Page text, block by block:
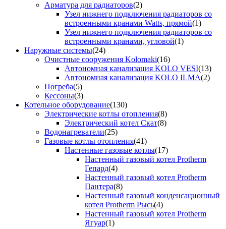
Арматура для радиаторов(2)
Узел нижнего подключения радиаторов со
встроенными кранами Watts, прямой(1)
Узел нижнего подключения радиаторов со
встроенными кранами, угловой(1)
Наружные системы(24)
Очистные сооружения Kolomaki(16)
Автономная канализация KOLO VESI(13)
Автономная канализация KOLO ILMA(2)
Погреба(5)
Кессоны(3)
Котельное оборудование(130)
Электрические котлы отопления(8)
Электрический котел Скат(8)
Водонагреватели(25)
Газовые котлы отопления(41)
Настенные газовые котлы(17)
Настенный газовый котел Protherm
Гепард(4)
Настенный газовый котел Protherm
Пантера(8)
Настенный газовый конденсационный
котел Protherm Рысь(4)
Настенный газовый котел Protherm
Ягуар(1)